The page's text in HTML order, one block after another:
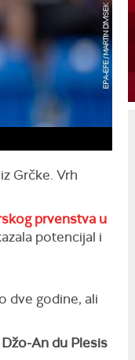
iz Grčke. Vrh
prvenstva u
potencijal i
dve godine, ali
Džo-An du Plesis